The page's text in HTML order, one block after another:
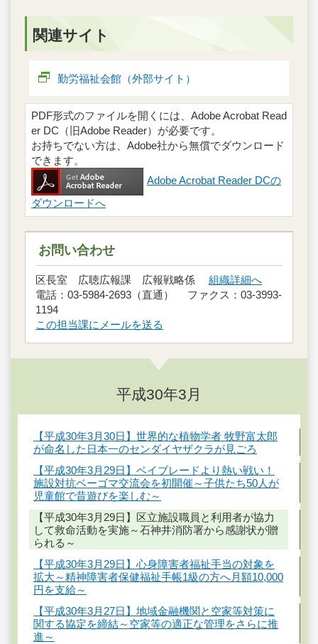
関連サイト
勤労福祉会館（外部サイト）
PDF形式のファイルを開くには、Adobe Acrobat Read
er DC（旧Adobe Reader）が必要です。
お持ちでない方は、Adobe社から無償でダウンロード
できます。
Adobe Acrobat Reader DCの
ダウンロードへ
お問い合わせ
区長室 広聴広報課 広報戦略係 組織詳細へ
電話：03-5984-2693（直通） ファクス：03-3993-
1194
この担当課にメールを送る
平成30年3月
【平成30年3月30日】世界的な植物学者 牧野富太郎
が命名した日本一のセンダイヤザクラが見ごろ
【平成30年3月29日】ベイブレードより熱い戦い！
施設対抗ベーゴマ交流会を初開催～子供たち50人が
児童館で昔遊びを楽しむ～
【平成30年3月29日】区立施設職員と利用者が協力
して救命活動を実施～石神井消防署から感謝状が贈
られる～
【平成30年3月29日】心身障害者福祉手当の対象を
拡大～精神障害者保健福祉手帳1級の方へ月額10,000
円を支給～
【平成30年3月27日】地域金融機関と空家等対策に
関する協定を締結～空家等の適正な管理をさらに推
進～